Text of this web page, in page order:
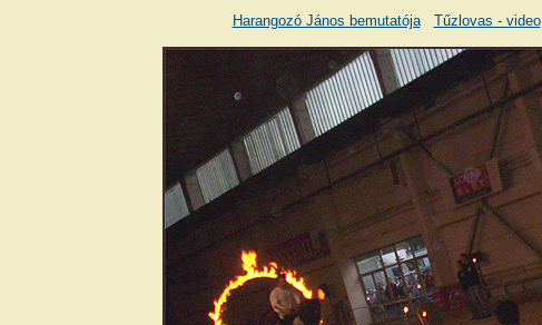
Harangozó János bemutatója Tűzlovas - video